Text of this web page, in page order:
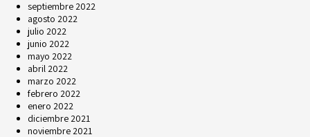
septiembre 2022
agosto 2022
julio 2022
junio 2022
mayo 2022
abril 2022
marzo 2022
febrero 2022
enero 2022
diciembre 2021
noviembre 2021